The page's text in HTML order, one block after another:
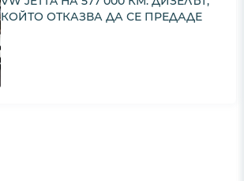
КОЙТО ОТКАЗВА ДА СЕ ПРЕДАДЕ